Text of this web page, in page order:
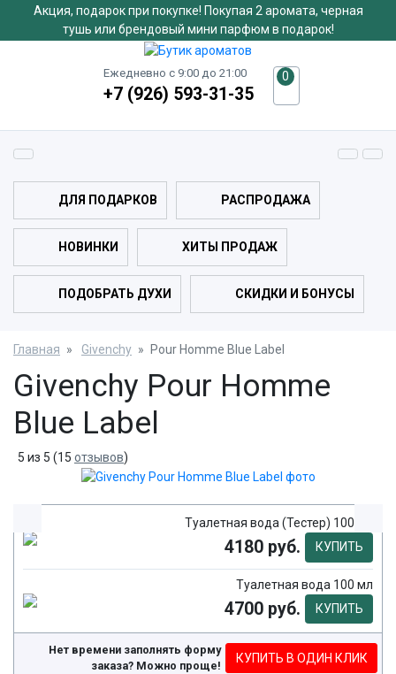
Акция, подарок при покупке! Покупая 2 аромата, черная
тушь или брендовый мини парфюм в подарок!
Ежедневно с 9:00 до 21:00
+7 (926) 593-31-35
0
ДЛЯ ПОДАРКОВ РАСПРОДАЖА
НОВИНКИ ХИТЫ ПРОДАЖ
ПОДОБРАТЬ ДУХИ СКИДКИ И БОНУСЫ
Главная Givenchy Pour Homme Blue Label
Givenchy Pour Homme
Blue Label
5 из 5 (15 отзывов)
Туалетная вода (Тестер) 100 мл
4180 руб. КУПИТЬ
Туалетная вода 100 мл
4700 руб. КУПИТЬ
Нет времени заполнять форму
заказа? Можно проще!
КУПИТЬ В ОДИН КЛИК